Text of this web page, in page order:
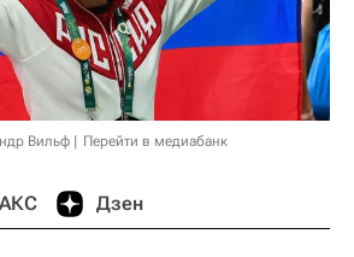
Вильф Перейти в медиабанк
Дзен